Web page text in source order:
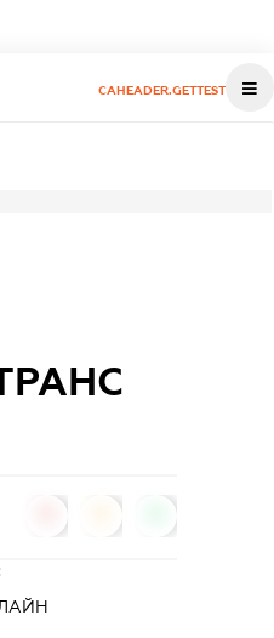
CAHEADER.GETTEST